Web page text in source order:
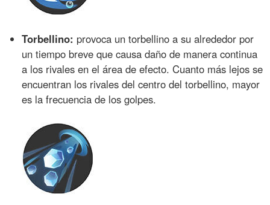
Torbellino: provoca un torbellino a su alrededor por
un tiempo breve que causa daño de manera continua
a los rivales en el área de efecto. Cuanto más lejos se
encuentran los rivales del centro del torbellino, mayor
es la frecuencia de los golpes.